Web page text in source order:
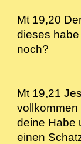
Mt 19,20
dieses
noch?
Mt 19,21
vollkommen
deine Habe
einen